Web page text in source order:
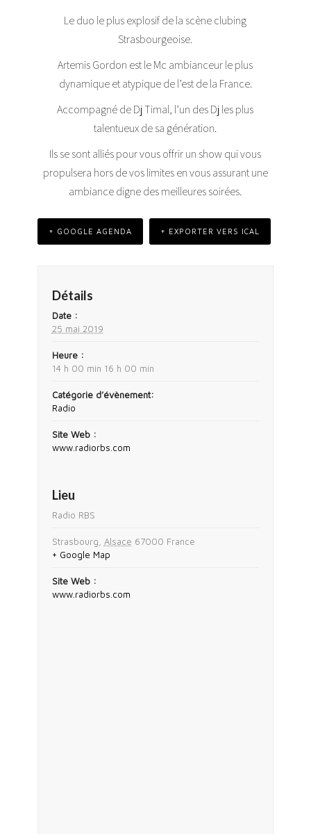
Le duo le plus explosif de la scène clubing
Strasbourgeoise.
Artemis Gordon est le Mc ambianceur le plus
dynamique et atypique de l’est de la France.
Accompagné de Dj Timal, l’un des Dj les plus
talentueux de sa génération.
Ils se sont alliés pour vous offrir un show qui vous
propulsera hors de vos limites en vous assurant une
ambiance digne des meilleures soirées.
+ GOOGLE AGENDA + EXPORTER VERS ICAL
Détails
Date :
25 mai 2019
Heure :
14 h 00 min 16 h 00 min
Catégorie d’évènement:
Radio
Site Web :
www.radiorbs.com
Lieu
Radio RBS
Strasbourg, Alsace 67000 France
+ Google Map
Site Web :
www.radiorbs.com